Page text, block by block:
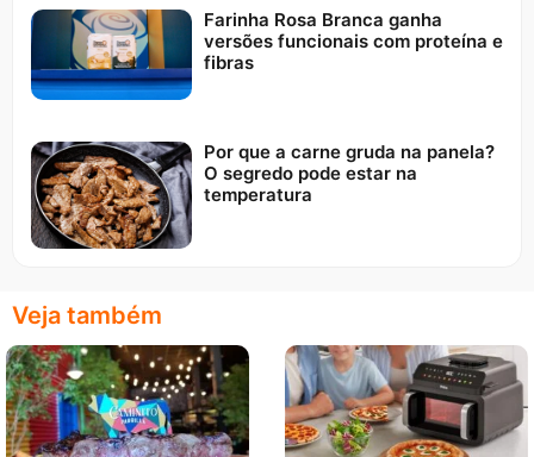
Farinha Rosa Branca ganha
versões funcionais com proteína e
fibras
Por que a carne gruda na panela?
O segredo pode estar na
temperatura
Veja também